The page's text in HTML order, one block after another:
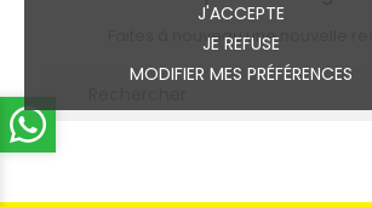
J'ACCEPTE
JE REFUSE
MODIFIER MES PRÉFÉRENCES
Faites à nouveau une nouvelle